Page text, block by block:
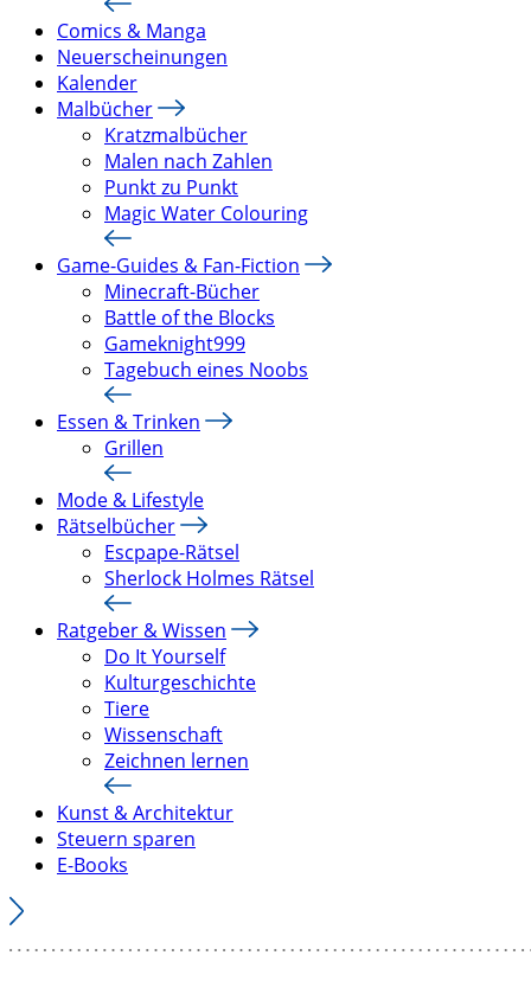
Comics & Manga
Neuerscheinungen
Kalender
Malbücher
Kratzmalbücher
Malen nach Zahlen
Punkt zu Punkt
Magic Water Colouring
Game-Guides & Fan-Fiction
Minecraft-Bücher
Battle of the Blocks
Gameknight999
Tagebuch eines Noobs
Essen & Trinken
Grillen
Mode & Lifestyle
Rätselbücher
Escpape-Rätsel
Sherlock Holmes Rätsel
Ratgeber & Wissen
Do It Yourself
Kulturgeschichte
Tiere
Wissenschaft
Zeichnen lernen
Kunst & Architektur
Steuern sparen
E-Books